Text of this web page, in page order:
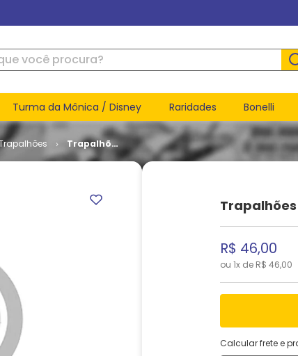
você procura?
Turma da Mônica / Disney Raridades Bonelli
Trapalhões
# 20
R$ 46,00
ou 1x de R$ 46,00
Calcular frete e